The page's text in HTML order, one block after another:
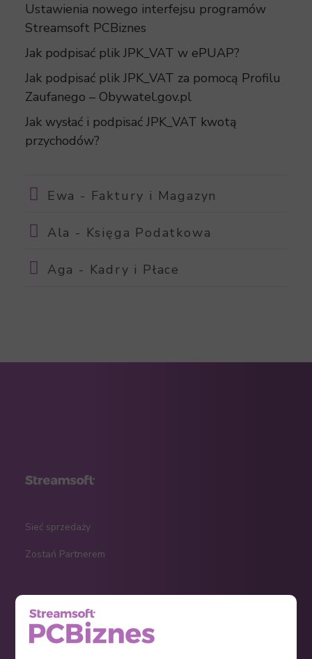
Ustawienia nowego interfejsu programów
Streamsoft PCBiznes
Jak podpisać plik JPK_VAT w ePUAP?
Jak podpisać plik JPK_VAT za pomocą Profilu
Zaufanego – Obywatel.gov.pl
Jak wysłać i podpisać JPK_VAT kwotą
przychodów?
Ewa - Faktury i Magazyn
Ala - Księga Podatkowa
Aga - Kadry i Płace
Sieć sprzedaży
Zostań Partnerem
KPiR
Ryczałt